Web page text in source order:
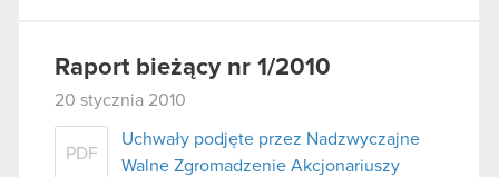
Raport bieżący nr 1/2010
20 stycznia 2010
PDF
Uchwały podjęte przez Nadzwyczajne
Walne Zgromadzenie Akcjonariuszy